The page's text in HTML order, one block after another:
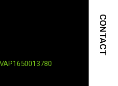
CONTACT